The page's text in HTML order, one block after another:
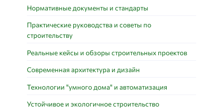
Нормативные документы и стандарты
Практические руководства и советы по
строительству
Реальные кейсы и обзоры строительных проектов
Современная архитектура и дизайн
Технологии "умного дома" и автоматизация
Устойчивое и экологичное строительство